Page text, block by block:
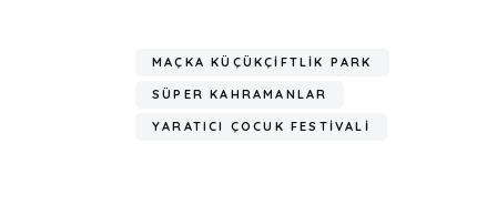
MAÇKA KÜÇÜKÇIFTLIK PARK
SÜPER KAHRAMANLAR
YARATICI ÇOCUK FESTIVALI